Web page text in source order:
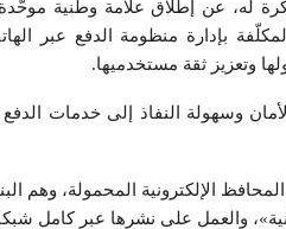
بإدارة منظومة الدفع عبر
وتعزيز ثقة مستخدميها.
وسهولة النفاذ إلى خدمات
الإلكترونية المحمولة، وهم
والعمل على نشرها عبر كامل